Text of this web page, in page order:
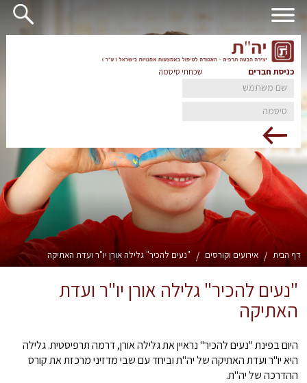
כניסת חברים שכחתי סיסמה
דף הבית / אירועים וקורסים / "נעים להכיר" גלילה אורן יו"ר ועדת האתיקה
"נעים להכיר" גלילה אורן יו"ר ועדת
האתיקה
היום בפינת "נעים להכיר" נראיין את גלילה אורן, דרמה תרפיסטית. גלילה
היא יו"ר ועדת האתיקה של יה"ת וביחד עם שבי מדזיני מרכזת את קורס
ההדרכה של יה"ת.